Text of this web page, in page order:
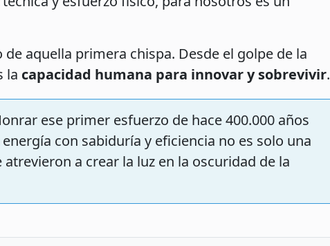
aquella primera chispa. Desde el golpe de la
la capacidad humana para innovar y sobrevivir.
ese primer esfuerzo de hace 400.000 años
con sabiduría y eficiencia no es solo una
a crear la luz en la oscuridad de la